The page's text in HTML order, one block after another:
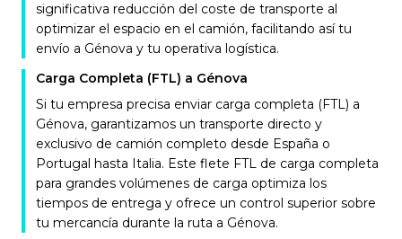
significativa reducción del coste de transporte al
optimizar el espacio en el camión, facilitando así tu
envío a Génova y tu operativa logística.
Carga Completa (FTL) a Génova
Si tu empresa precisa enviar carga completa (FTL) a
Génova, garantizamos un transporte directo y
exclusivo de camión completo desde España o
Portugal hasta Italia. Este flete FTL de carga completa
para grandes volúmenes de carga optimiza los
tiempos de entrega y ofrece un control superior sobre
tu mercancía durante la ruta a Génova.